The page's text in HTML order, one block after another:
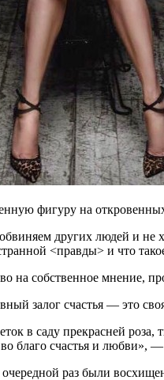
фигуру на
других людей и
<правды> и что
на собственное мнение,
залог счастья — это
в саду прекрасней
благо счастья и любви»,
раз были